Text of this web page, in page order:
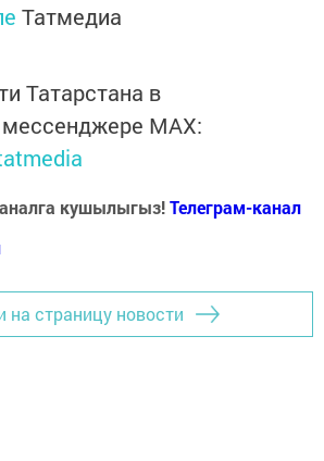
Татмедиа
Татарстана в
MАХ:
кушылыгыз!Телеграм-канал
на страницу новости